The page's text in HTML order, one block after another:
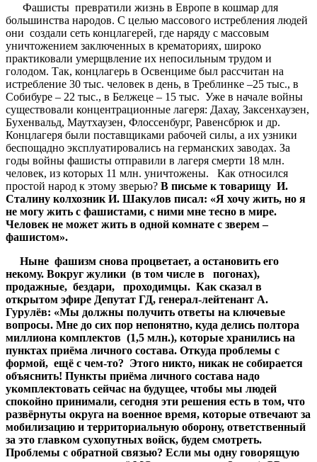
Фашисты превратили жизнь в Европе в кошмар для
большинства народов. С целью массового истребления людей
они создали сеть концлагерей, где наряду с массовым
уничтожением заключенных в крематориях, широко
практиковали умерщвление их непосильным трудом и
голодом. Так, концлагерь в Освенциме был рассчитан на
истребление 30 тыс. человек в день, в Треблинке –25 тыс., в
Собибуре – 22 тыс., в Белжеце – 15 тыс. Уже в начале войны
существовали концентрационные лагеря: Дахау, Заксенхаузен,
Бухенвальд, Маутхаузен, Флоссенбург, Равенсбрюк и др.
Концлагеря были поставщиками рабочей силы, а их узники
беспощадно эксплуатировались на германских заводах. За
годы войны фашисты отправили в лагеря смерти 18 млн.
человек, из которых 11 млн. уничтожены. Как относился
простой народ к этому зверью? В письме к товарищу И.
Сталину колхозник И. Шакулов писал: «Я хочу жить, но я
не могу жить с фашистами, с ними мне тесно в мире.
Человек не может жить в одной комнате с зверем –
фашистом».
Ныне фашизм снова процветает, а остановить его
некому. Вокруг жулики (в том числе в погонах),
продажные, бездари, проходимцы. Как сказал в
открытом эфире Депутат ГД, генерал-лейтенант А.
Гурулёв: «Мы должны получить ответы на ключевые
вопросы. Мне до сих пор непонятно, куда делись полтора
миллиона комплектов (1,5 млн.), которые хранились на
пунктах приёма личного состава. Откуда проблемы с
формой, ещё с чем-то? Этого никто, никак не собирается
объяснить! Пункты приёма личного состава надо
укомплектовать сейчас на будущее, чтобы мы людей
спокойно принимали, сегодня эти решения есть в том, что
развёрнуты округа на военное время, которые отвечают за
мобилизацию и территориальную оборону, ответственный
за это главком сухопутных войск, будем смотреть.
Проблемы с обратной связью? Если мы одну говорящую